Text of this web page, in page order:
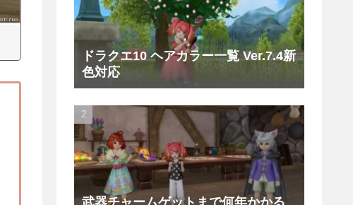
ドラクエ10 ヘアカラー一覧 Ver.7.4新
色対応